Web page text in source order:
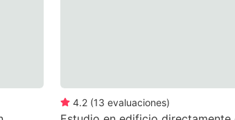
4.2 (13 evaluaciones)